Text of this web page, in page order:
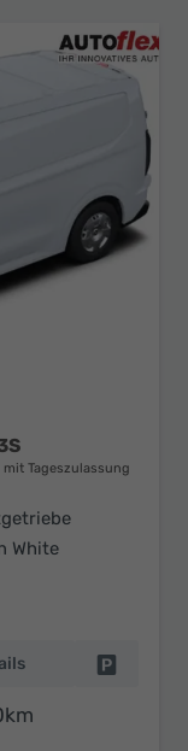
mit Tageszulassung
White